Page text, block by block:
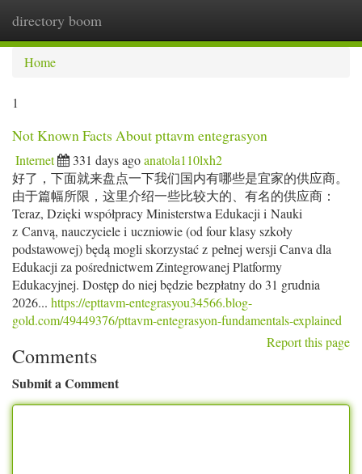
directory boom
Home
1
Not Known Facts About pttavm entegrasyon
Internet 331 days agoanatola110lxh2
好了，下面就来盘点一下我们国内有哪些是宜家的供应商。
由于篇幅所限，这里介绍一些比较大的、有名的供应商：
Teraz, Dzięki współpracy Ministerstwa Edukacji i Nauki
z Canvą, nauczyciele i uczniowie (od four klasy szkoły
podstawowej) będą mogli skorzystać z pełnej wersji Canva dla
Edukacji za pośrednictwem Zintegrowanej Platformy
Edukacyjnej. Dostęp do niej będzie bezpłatny do 31 grudnia
2026... https://epttavm-entegrasyou34566.blog-
gold.com/49449376/pttavm-entegrasyon-fundamentals-explained
Report this page
Comments
Submit a Comment